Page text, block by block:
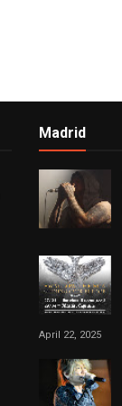
Madrid
April 22, 2025